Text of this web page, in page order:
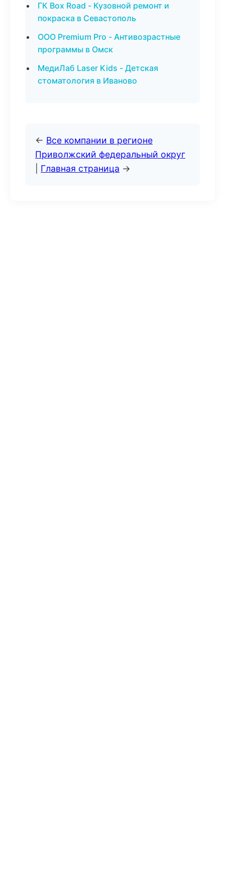
ГК Box Road - Кузовной ремонт и
покраска в Севастополь
ООО Premium Pro - Антивозрастные
программы в Омск
МедиЛаб Laser Kids - Детская
стоматология в Иваново
← Все компании в регионе
Приволжский федеральный округ
Главная страница →